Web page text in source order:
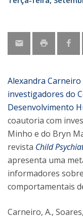
Alexandra Carneiro
investigadores do
Desenvolvimento
coautoria com
Minho e do Bryn
revista Child
apresenta uma
informadores
comportamentais
Carneiro, A.,